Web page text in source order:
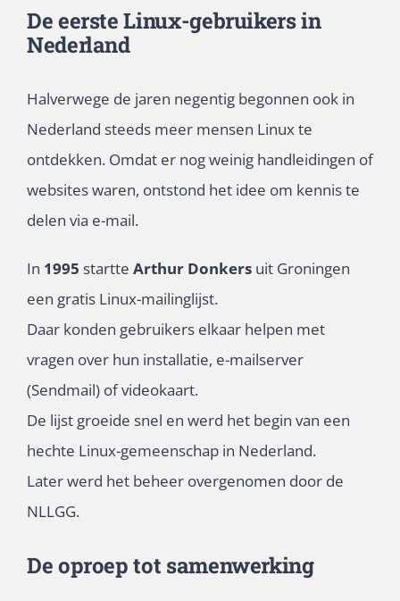
De eerste Linux-gebruikers in
Nederland
Halverwege de jaren negentig begonnen ook in
Nederland steeds meer mensen Linux te
ontdekken. Omdat er nog weinig handleidingen of
websites waren, ontstond het idee om kennis te
delen via e-mail.
In 1995 startte Arthur Donkersuit Groningen
een gratis Linux-mailinglijst.
Daar konden gebruikers elkaar helpen met
vragen over hun installatie, e-mailserver
(Sendmail) of videokaart.
De lijst groeide snel en werd het begin van een
hechte Linux-gemeenschap in Nederland.
Later werd het beheer overgenomen door de
NLLGG.
De oproep tot samenwerking